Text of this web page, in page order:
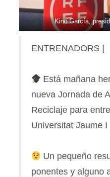
Kino García,
ENTRENADORS |
Está mañana
nueva Jornada de
Reciclaje para
Universitat Jaume I
Un pequeño
ponentes y alguno